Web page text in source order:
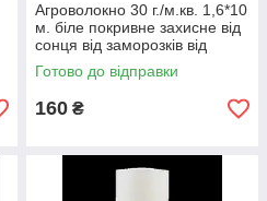
Агроволокно 30 г./м.кв. 1,6*10
м. біле покривне захисне від
сонця від заморозків від
птахів від комах фасоване
Готово до відправки
160 ₴